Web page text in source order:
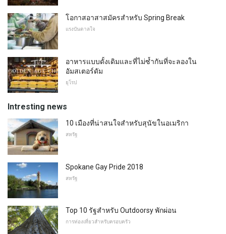
โอกาสอาสาสมัครสำหรับ Spring Break
แรงบันดาลใจ
อาหารแบบดั้งเดิมและที่ไม่ซ้ำกันที่จะลองใน
อัมสเตอร์ดัม
ยุโรป
Intresting news
10 เมืองที่น่าสนใจสำหรับสุนัขในอเมริกา
สหรัฐ
Spokane Gay Pride 2018
สหรัฐ
Top 10 รัฐสำหรับ Outdoorsy พักผ่อน
การท่องเที่ยวสำหรับครอบครัว